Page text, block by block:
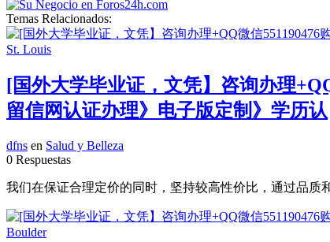
Temas Relacionados:
[国外大学毕业证，文凭】咨询办理
留信网认证办理》电子版定制》学历认
dfns en Salud y Belleza
0 Respuestas
我们在保证合理定价的同时，坚持较高性价比，通过品质